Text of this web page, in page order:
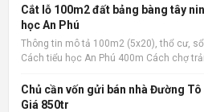
công rộng, sân phơi. Giá cực tốt chỉ 1.1
Cắt lỗ 100m2 đất bảng bàng tây
học An Phú
Thông tin mô tả 100m2 (5x20), thổ cư,
Cách tiểu học An Phú 400m Cách chợ
&mdash; Sàn rao vặt nhà đất uy tín 🔗
Chủ cần vốn gửi bán nhà Đường Tô Ký Q
Giá 850tr